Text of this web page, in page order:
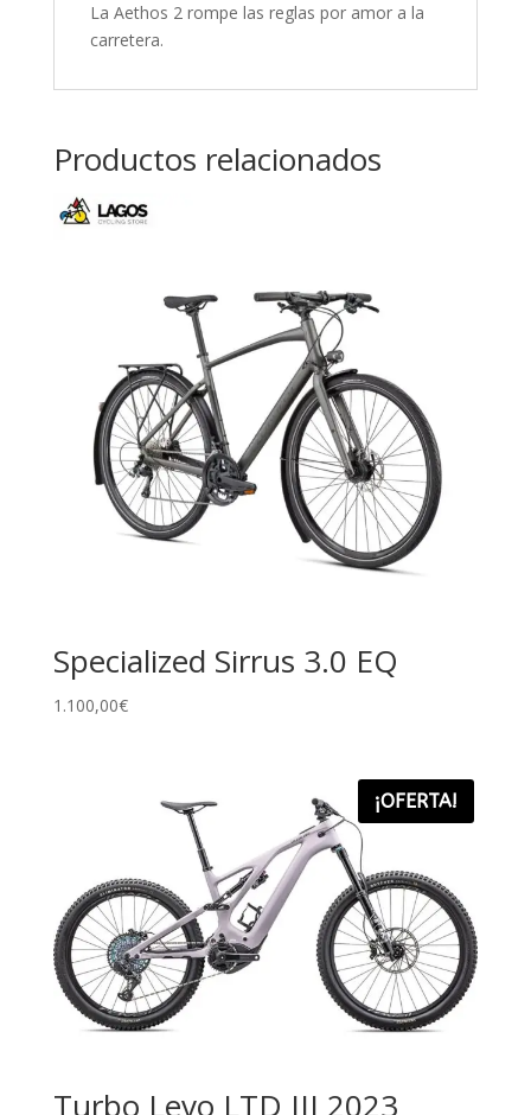
La Aethos 2 rompe las reglas por amor a la
carretera.
Productos relacionados
Specialized Sirrus 3.0 EQ
1.100,00€
¡OFERTA!
Turbo Levo LTD III 2023